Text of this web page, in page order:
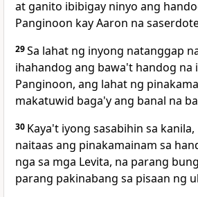
at ganito ibibigay ninyo ang
Panginoon kay Aaron na
29Sa lahat ng inyong natanggap
ihahandog ang bawa't handog na
Panginoon, ang lahat ng
makatuwid baga'y ang banal na
30 Kaya't iyong sasabihin sa
naitaas ang pinakamainam sa
nga sa mga Levita, na parang
parang pakinabang sa pisaan ng